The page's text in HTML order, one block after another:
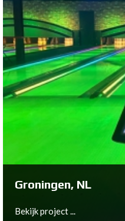
Velden, NL
Groningen, NL
Bekijk project ...